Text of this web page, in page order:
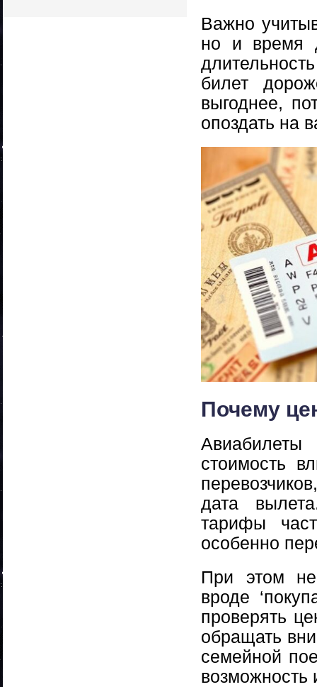
Важно
но и время
билет
выгоднее,
опоздать на
Почему
стоимость
дата
тарифы
особенно
При этом не
вроде
проверять
обращать
семейной
возможность